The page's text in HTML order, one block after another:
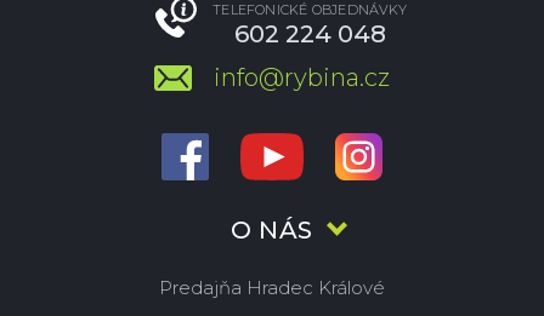
O NÁS
Predajňa Hradec Králové
TELEFONICKÉ OBJEDNÁVKY
602 224 048
info@rybina.cz